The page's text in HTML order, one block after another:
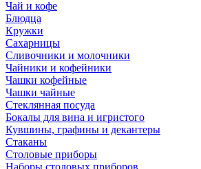
Чай и кофе
Блюдца
Кружки
Сахарницы
Сливочники и молочники
Чайники и кофейники
Чашки кофейные
Чашки чайные
Стеклянная посуда
Бокалы для вина и игристого
Кувшины, графины и декантеры
Стаканы
Столовые приборы
Наборы столовых приборов